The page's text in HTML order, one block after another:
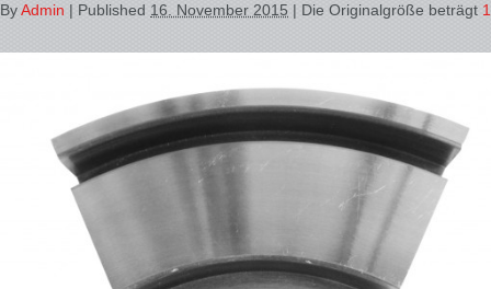
ByAdmin | Published 16. November 2015 | Die Originalgröße beträgt